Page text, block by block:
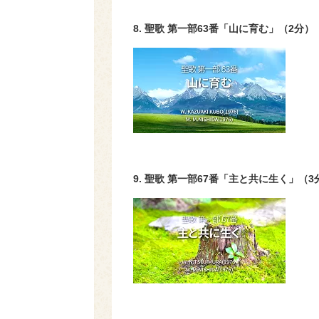
8. 聖歌 第一部63番「山に育む」（2分）
9. 聖歌 第一部67番「主と共に生く」（3